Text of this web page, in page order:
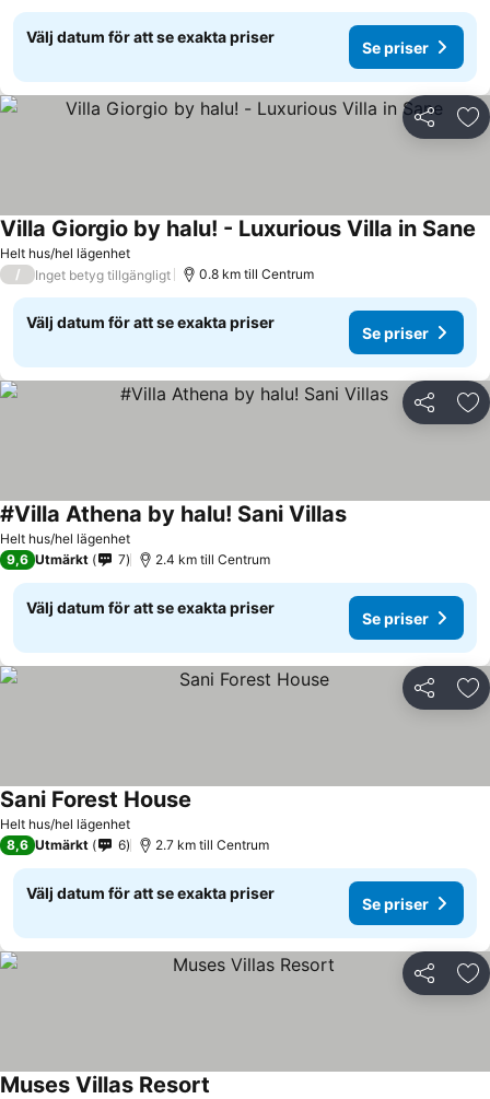
Välj datum för att se exakta priser
Se priser
Dela
Helt hus/hel lägenhet
Villa Giorgio by halu! - Luxurious Villa in Sane
/ Inget betyg tillgängligt 0.8 km till Centrum
Välj datum för att se exakta priser
Se priser
Dela
Helt hus/hel lägenhet
#Villa Athena by halu! Sani Villas
9,6 Utmärkt 7 2.4 km till Centrum
Välj datum för att se exakta priser
Se priser
Dela
Helt hus/hel lägenhet
Sani Forest House
8,6 Utmärkt 6 2.7 km till Centrum
Välj datum för att se exakta priser
Se priser
Dela
Muses Villas Resort